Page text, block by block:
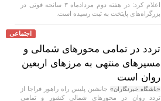
اعلام کرد: در هفته دوم مردادماه ۳ سانحه فوتی در
بزرگراه‌های پایتخت به ثبت رسیده است.
اجتماعی
تردد در تمامی محور‌های شمالی و
مسیر‌های منتهی به مرز‌های اربعین
روان است
«باشگاه خبرنگاران» جانشین پلیس راه راهور فراجا از
تردد روان در محور‌های شمالی کشور و تمامی